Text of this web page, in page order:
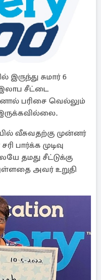
சுமார் 6
சீட்டை
பரிசை வெல்லும்
வீசுவதற்கு முன்னர்
பார்க்க முடிவு
தமது சீட்டுக்கு
அவர் உறுதி